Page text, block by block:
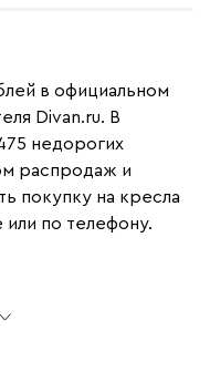
в официальном
Divan.ru. В
недорогих
распродаж и
покупку на кресла
по телефону.